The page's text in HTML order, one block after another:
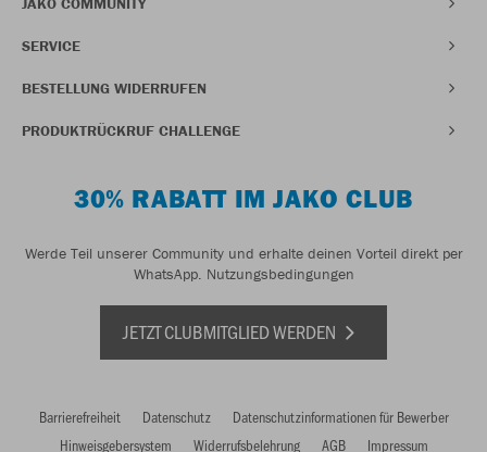
SERVICE
BESTELLUNG WIDERRUFEN
PRODUKTRÜCKRUF CHALLENGE
30% RABATT IM JAKO CLUB
Werde Teil unserer Community und erhalte deinen Vorteil direkt per
WhatsApp. Nutzungsbedingungen
JETZT CLUBMITGLIED WERDEN
Barrierefreiheit Datenschutz
Datenschutzinformationen für Bewerber
Hinweisgebersystem
Widerrufsbelehrung AGB Impressum